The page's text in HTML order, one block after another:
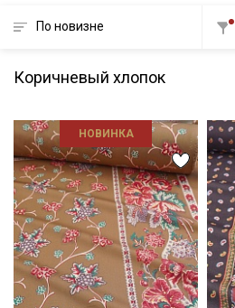
По новизне
Коричневый хлопок
НОВИНКА